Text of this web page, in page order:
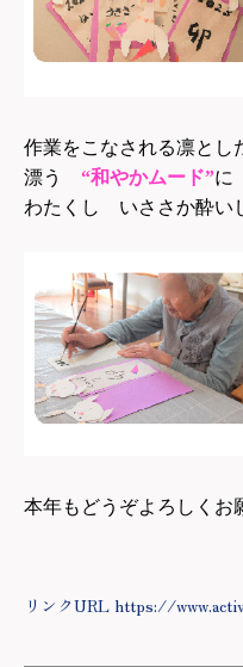
作業をこなされる凛と
漂う “和やかムード”に
わたくし いささか酔い
本年もどうぞよろしくお
リンクURL https://